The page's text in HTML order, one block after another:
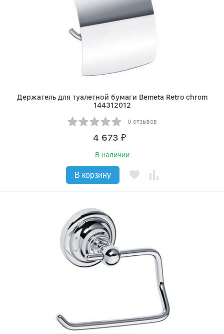
Держатель для туалетной бумаги Bemeta Retro chrom
144312012
0 отзывов
4 673 ₽
В наличии
В корзину